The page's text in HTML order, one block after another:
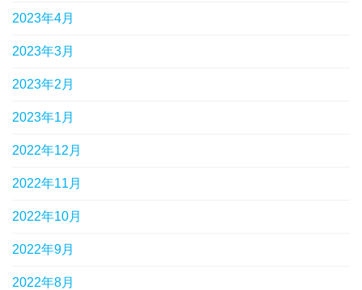
2023年4月
2023年3月
2023年2月
2023年1月
2022年12月
2022年11月
2022年10月
2022年9月
2022年8月